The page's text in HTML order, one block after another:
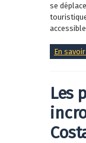
se
En
Les